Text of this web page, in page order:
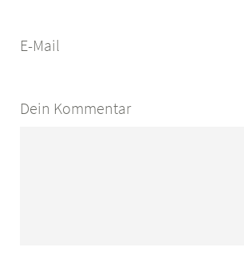
E-Mail
Dein Kommentar